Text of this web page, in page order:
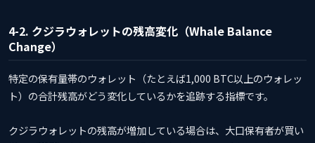
4-2. クジラウォレットの残高変化（Whale Balance
Change）
特定の保有量帯のウォレット（たとえば1,000 BTC以上のウォレッ
ト）の合計残高がどう変化しているかを追跡する指標です。
クジラウォレットの残高が増加している場合は、大口保有者が買い